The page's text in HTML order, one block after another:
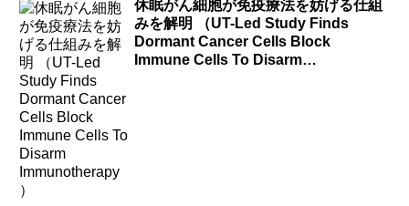
休眠がん細胞が免疫療法を妨げる仕組
みを解明 （UT-Led Study Finds
Dormant Cancer Cells Block
Immune Cells To Disarm